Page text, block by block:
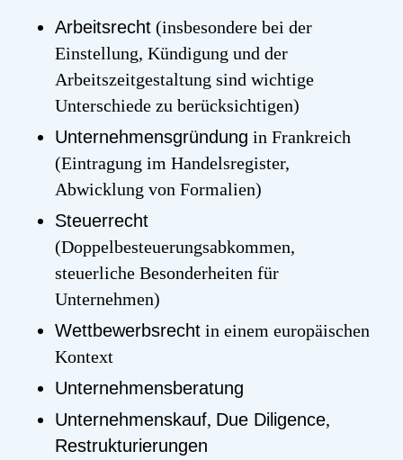
Arbeitsrecht (insbesondere bei der
Einstellung, Kündigung und der
Arbeitszeitgestaltung sind wichtige
Unterschiede zu berücksichtigen)
Unternehmensgründung in Frankreich
(Eintragung im Handelsregister,
Abwicklung von Formalien)
Steuerrecht
(Doppelbesteuerungsabkommen,
steuerliche Besonderheiten für
Unternehmen)
Wettbewerbsrechtin einem europäischen
Kontext
Unternehmensberatung
Unternehmenskauf, Due Diligence,
Restrukturierungen